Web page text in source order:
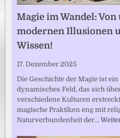
Magie im Wandel:
modernen Illusionen
Wissen!
17. Dezember 2025
Die Geschichte der Magie ist
dynamisches Feld, das sich
verschiedene Kulturen
magische Praktiken eng mit
Naturverbundenheit der…